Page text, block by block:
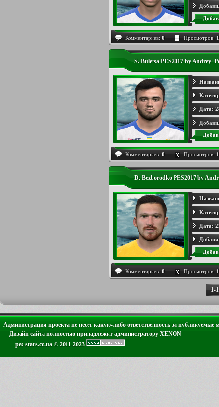
Комментариев: 0 Просмотров:
S. Buletsa PES2017 by
Дата:
Комментариев: 0 Просмотров:
D. Bezborodko PES2017 by
Дата:
Комментариев: 0 Просмотров:
1-
Администрация проекта не несет какую-либо ответственность за публикуемые
Дизайн сайта полностью принадлежит администратору XENON
pes-stars.co.ua © 2011-2023